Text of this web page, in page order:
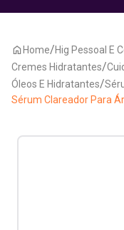
Home/Hig Pessoal E
Cremes Hidratantes/
Óleos E Hidratantes/
Sérum Clareador Para